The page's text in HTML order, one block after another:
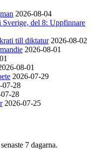
2026-08-04
Sverige, del 8: Uppfinnare
till diktatur 2026-08-02
2026-08-01
08-01
2026-07-29
07-28
28
2026-07-25
7 dagarna.